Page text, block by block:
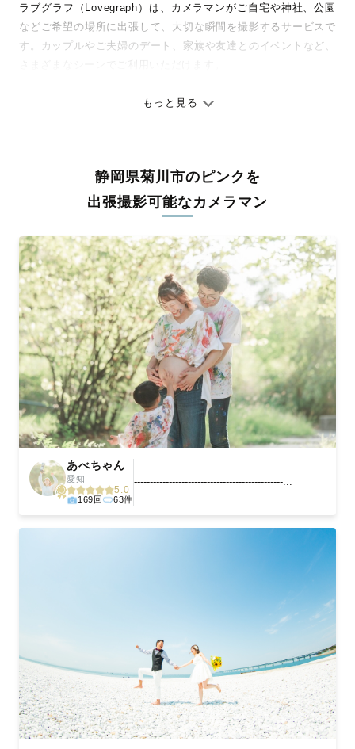
ラブグラフ（Lovegraph）は、カメラマンがご自宅や神社、公園
などご希望の場所に出張して、大切な瞬間を撮影するサービスで
す。カップルやご夫婦のデート、家族や友達とのイベントなど、
ありのままの空気感を大切に、何十年経っても見返したくなるよ
料金は全国どこでも一律。わかりやすく安心の価格設定です。オ
リジナルの研修と厳正な審査に合格し、撮影技術やホスピタリテ
ィを身につけたプロのカメラマンが全国47都道府県に在籍してい
験をお届けします。
丁寧なレタッチで思い出を美しく仕上げます
撮影後は、独自の編集技術で写真の明るさや色合いを丁寧に調
整。自然な雰囲気を残しつつも、おしゃれで洗練された仕上がり
に。きっと「こんな写真を撮ってほしかった！」と思える一枚に
出会えます。まずは、ラブグラフの撮影事例 をご覧ください。
もっと見る
静岡県菊川市のピンクを
出張撮影可能なカメラマン
あべちゃん
愛知
5.0
169回 63件
-----------------------------------------------...